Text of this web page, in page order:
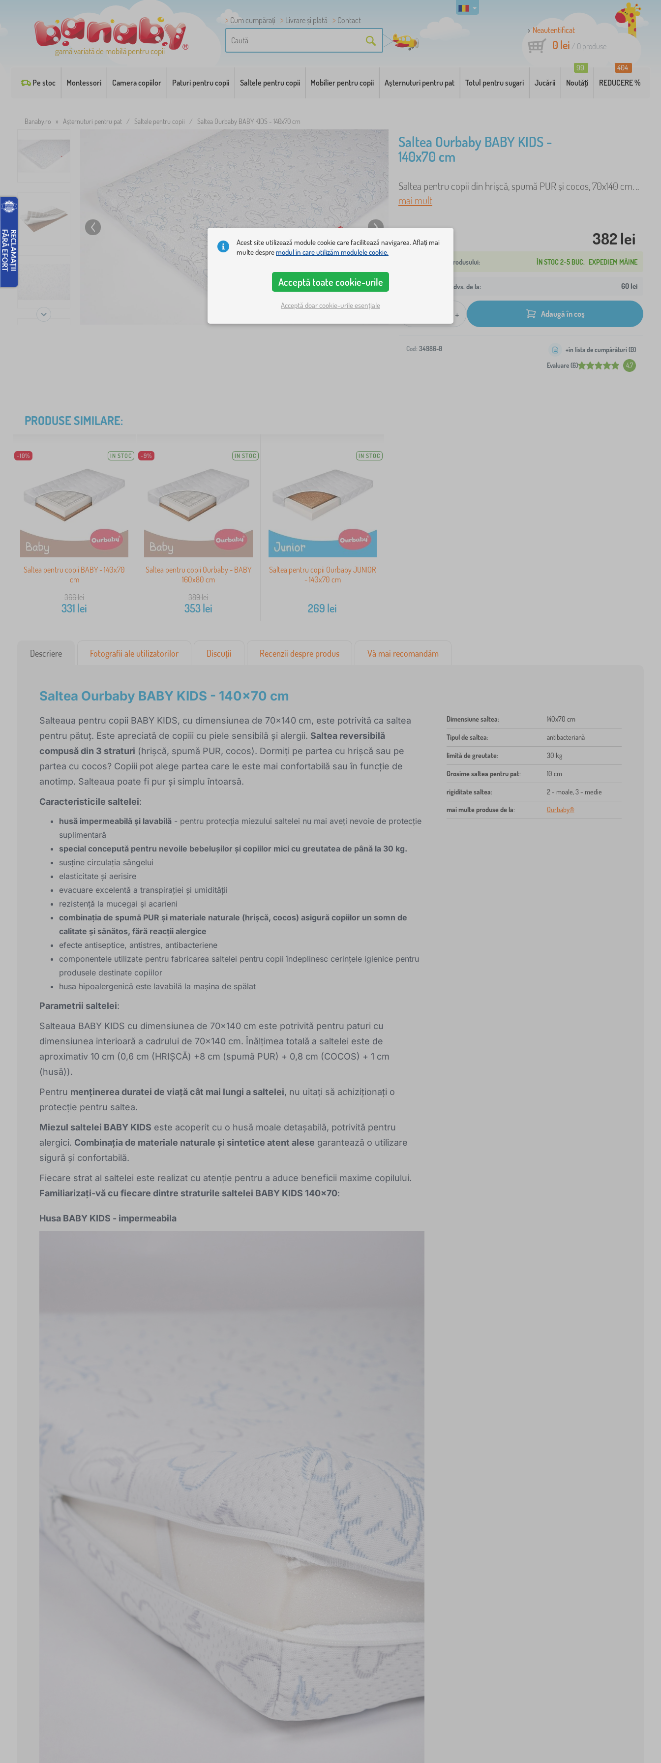
gamă variată de mobilă pentru copii
Cum cumpărați Livrare și plată
Contact
Neautentificat
0 lei / 0 produse
Pe stoc Montessori Camera copiilor Paturi pentru copii Saltele pentru copii Mobilier pentru copii Așternuturi pentru pat Totul pentru sugari Jucării Noutăți
99
REDUCERE %
404
Banaby.ro » Așternuturi pentru pat / Saltele pentru copii / Saltea Ourbaby BABY KIDS - 140x70 cm
Saltea Ourbaby BABY KIDS -
140x70 cm
Saltea pentru copii din hrișcă, spumă PUR și cocos, 70x140 cm. ..
mai mult
382 lei
ÎN STOC 2-5 BUC. EXPEDIEM MÂINE
Livrare la adresa dvs. de la: 60 lei
+ Adaugă în coș
Cod: 34986-0
Evaluare (6) 4.7
+în lista de cumpărături (0)
PRODUSE SIMILARE:
-10% IN STOC
Saltea pentru copii BABY - 140x70
cm
366lei
331 lei
-9% IN STOC
Saltea pentru copii Ourbaby - BABY
160x80 cm
389lei
353lei
IN STOC
Saltea pentru copii Ourbaby JUNIOR
- 140x70 cm
269 lei
Descriere Fotografii ale utilizatorilor Discuții Recenzii despre produs Vă mai recomandăm
Saltea Ourbaby BABY KIDS - 140x70 cm
Salteaua pentru copii BABY KIDS, cu dimensiunea de 70x140 cm, este potrivită ca saltea
pentru pătuț. Este apreciată de copiii cu piele sensibilă și alergii. Saltea reversibilă
compusă din 3 straturi (hrișcă, spumă PUR, cocos). Dormiți pe partea cu hrișcă sau pe
partea cu cocos? Copiii pot alege partea care le este mai confortabilă sau în funcție de
anotimp. Salteaua poate fi pur și simplu întoarsă.
Caracteristicile saltelei:
husă impermeabilă și lavabilă - pentru protecția miezului saltelei nu mai aveți nevoie de protecție
suplimentară
special concepută pentru nevoile bebelușilor și copiilor mici cu greutatea de până la 30 kg.
susține circulația sângelui
elasticitate și aerisire
evacuare excelentă a transpirației și umidității
rezistență la mucegai și acarieni
combinația de spumă PUR și materiale naturale (hrișcă, cocos) asigură copiilor un somn de
calitate și sănătos, fără reacții alergice
efecte antiseptice, antistres, antibacteriene
componentele utilizate pentru fabricarea saltelei pentru copii îndeplinesc cerințele igienice pentru
produsele destinate copiilor
husa hipoalergenică este lavabilă la mașina de spălat
Parametrii saltelei:
Salteaua BABY KIDS cu dimensiunea de 70x140 cm este potrivită pentru paturi cu
dimensiunea interioară a cadrului de 70x140 cm. Înălțimea totală a saltelei este de
aproximativ 10 cm (0,6 cm (HRIȘCĂ) +8 cm (spumă PUR) + 0,8 cm (COCOS) + 1 cm
(husă)).
Pentru menținerea duratei de viață cât mai lungi a saltelei, nu uitați să achiziționați o
protecție pentru saltea.
Miezul saltelei BABY KIDS este acoperit cu o husă moale detașabilă, potrivită pentru
alergici. Combinația de materiale naturale și sintetice atent alese garantează o utilizare
sigură și confortabilă.
Fiecare strat al saltelei este realizat cu atenție pentru a aduce beneficii maxime copilului.
Familiarizați-vă cu fiecare dintre straturile saltelei BABY KIDS 140x70:
Husa BABY KIDS - impermeabila
Dimensiune saltea: 140x70 cm
Tipul de saltea: antibacteriană
limită de greutate: 30 kg
Grosime saltea pentru pat: 10 cm
rigiditate saltea: 2 - moale, 3 - medie
mai multe produse de la: Ourbaby®
Acest site utilizează module cookie care facilitează navigarea. Aflați mai
multe despremodul în care utilizăm modulele cookie.
Acceptă toate cookie-urile
Acceptă doar cookie-urile esențiale